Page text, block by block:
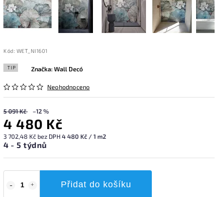
Kód: WET_NI1601
TIP
Neohodnoceno
Značka:Wall Decó
5 091 Kč –12 %
4 480 Kč
3 702,48 Kč bez DPH4 480 Kč / 1 m2
4 - 5 týdnů
Přidat do košíku